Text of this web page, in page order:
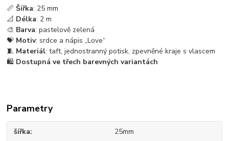
📏Šířka: 25 mm
📐 Délka: 2 m
🎨 Barva: pastelově zelená
💝 Motiv: srdce a nápis „Love“
🧵 Materiál: taft, jednostranný potisk, zpevněné kraje s vlascem
🛍️ Dostupná ve třech barevných variantách
Parametry
šířka 25mm